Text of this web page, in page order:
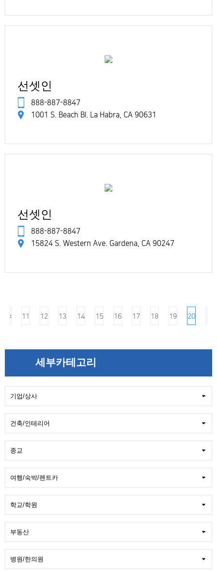
선셋인
888-887-8847
1001 S. Beach Bl. La Habra, CA 90631
선셋인
888-887-8847
15824 S. Western Ave. Gardena, CA 90247
11 12 13 14 15 16 17 18 19 20
세부카테고리